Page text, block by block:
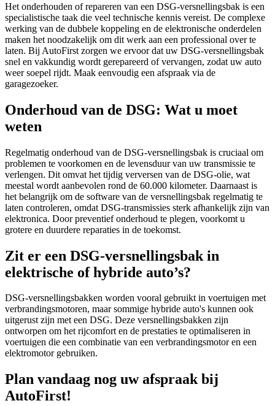
Het onderhouden of repareren van een DSG-versnellingsbak is een
specialistische taak die veel technische kennis vereist. De complexe
werking van de dubbele koppeling en de elektronische onderdelen
maken het noodzakelijk om dit werk aan een professional over te
laten. Bij AutoFirst zorgen we ervoor dat uw DSG-versnellingsbak
snel en vakkundig wordt gerepareerd of vervangen, zodat uw auto
weer soepel rijdt. Maak eenvoudig een afspraak via de
garagezoeker.
Onderhoud van de DSG: Wat u moet
weten
Regelmatig onderhoud van de DSG-versnellingsbak is cruciaal om
problemen te voorkomen en de levensduur van uw transmissie te
verlengen. Dit omvat het tijdig verversen van de DSG-olie, wat
meestal wordt aanbevolen rond de 60.000 kilometer. Daarnaast is
het belangrijk om de software van de versnellingsbak regelmatig te
laten controleren, omdat DSG-transmissies sterk afhankelijk zijn van
elektronica. Door preventief onderhoud te plegen, voorkomt u
grotere en duurdere reparaties in de toekomst.
Zit er een DSG-versnellingsbak in
elektrische of hybride auto’s?
DSG-versnellingsbakken worden vooral gebruikt in voertuigen met
verbrandingsmotoren, maar sommige hybride auto's kunnen ook
uitgerust zijn met een DSG. Deze versnellingsbakken zijn
ontworpen om het rijcomfort en de prestaties te optimaliseren in
voertuigen die een combinatie van een verbrandingsmotor en een
elektromotor gebruiken.
Plan vandaag nog uw afspraak bij
AutoFirst!